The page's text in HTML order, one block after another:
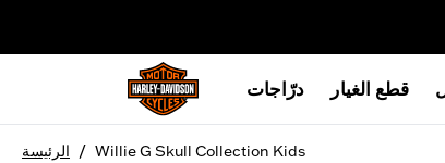
درّاجات قطع الغيار
الرئيسة / Willie G Skull Collection Kids